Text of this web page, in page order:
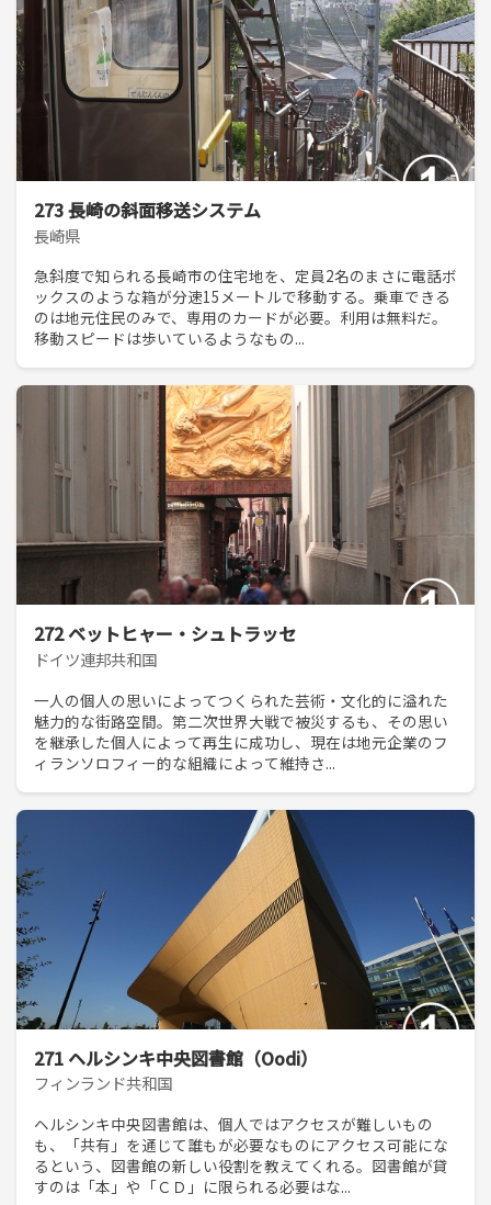
273 長崎の斜面移送システム
長崎県
急斜度で知られる長崎市の住宅地を、定員2名のまさに電話ボ
ックスのような箱が分速15メートルで移動する。乗車できる
のは地元住民のみで、専用のカードが必要。利用は無料だ。
移動スピードは歩いているようなもの...
272 ベットヒャー・シュトラッセ
ドイツ連邦共和国
一人の個人の思いによってつくられた芸術・文化的に溢れた
魅力的な街路空間。第二次世界大戦で被災するも、その思い
を継承した個人によって再生に成功し、現在は地元企業のフ
ィランソロフィー的な組織によって維持さ...
271 ヘルシンキ中央図書館（Oodi）
フィンランド共和国
ヘルシンキ中央図書館は、個人ではアクセスが難しいもの
も、「共有」を通じて誰もが必要なものにアクセス可能にな
るという、図書館の新しい役割を教えてくれる。図書館が貸
すのは「本」や「ＣＤ」に限られる必要はな...